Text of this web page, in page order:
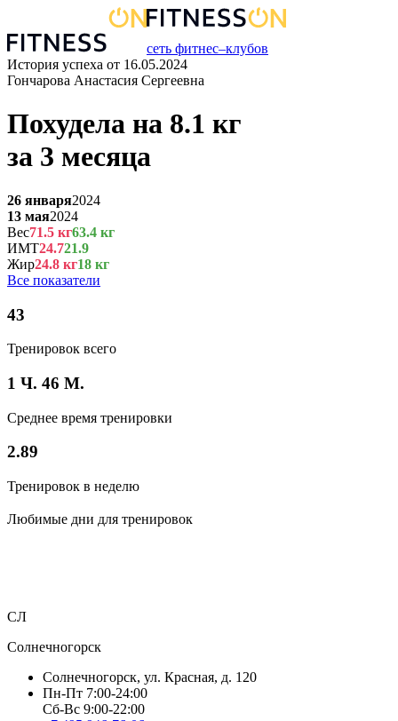
сеть фитнес–клубов
История успеха от 16.05.2024
Гончарова Анастасия Сергеевна
Похудела на 8.1 кг
за 3 месяца
26 января2024
13 мая2024
Вес71.5 кг63.4 кг
ИМТ24.721.9
Жир24.8 кг18 кг
Все показатели
43
Тренировок всего
1 Ч. 46 М.
Среднее время тренировки
2.89
Тренировок в неделю
Любимые дни для тренировок
СЛ
Солнечногорск
Солнечногорск, ул. Красная, д. 120
Пн-Пт 7:00-24:00
Сб-Вс 9:00-22:00